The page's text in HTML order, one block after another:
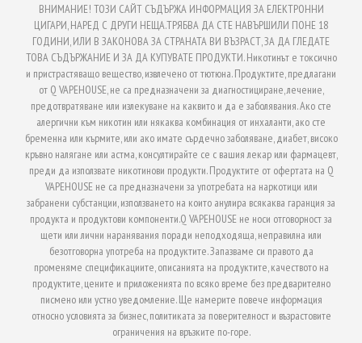
ВНИМАНИЕ! ТОЗИ САЙТ СЪДЪРЖА ИНФОРМАЦИЯ ЗА ЕЛЕКТРОННИ
ЦИГАРИ, НАРЕД С ДРУГИ НЕЩА.ТРЯБВА ДА СТЕ НАВЪРШИЛИ ПОНЕ 18
ГОДИНИ, ИЛИ В ЗАКОНОВА ЗА СТРАНАТА ВИ ВЪЗРАСТ, ЗА ДА ГЛЕДАТЕ
ТОВА СЪДЪРЖАНИЕ И ЗА ДА КУПУВАТЕ ПРОДУКТИ. Никотинът е токсично
и пристрастяващо вещество, извлечено от тютюна. Продуктите, предлагани
от Q VAPEHOUSE, не са предназначени за диагностициране, лечение,
предотвратяване или излекуване на каквито и да е заболявания. Ако сте
алергични към никотин или някаква комбинация от инхаланти, ако сте
бременна или кърмите, или ако имате сърдечно заболяване, диабет, високо
кръвно налягане или астма, консултирайте се с вашия лекар или фармацевт,
преди да използвате никотинови продукти. Продуктите от офертата на Q
VAPEHOUSE не са предназначени за употребата на наркотици или
забранени субстанции, използването на които анулира всякаква гаранция за
продукта и продуктови компоненти.Q VAPEHOUSE не носи отговорност за
щети или лични наранявания поради неподходяща, неправилна или
безотговорна употреба на продуктите. Запазваме си правото да
променяме спецификациите, описанията на продуктите, качеството на
продуктите, цените и приложенията по всяко време без предварително
писмено или устно уведомление. Ще намерите повече информация
относно условията за бизнес, политиката за поверителност и възрастовите
ограничения на връзките по-горе.